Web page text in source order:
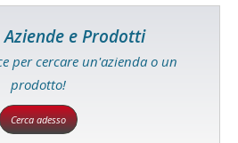
e Prodotti
per cercare un'azienda o un
prodotto!
Cerca adesso